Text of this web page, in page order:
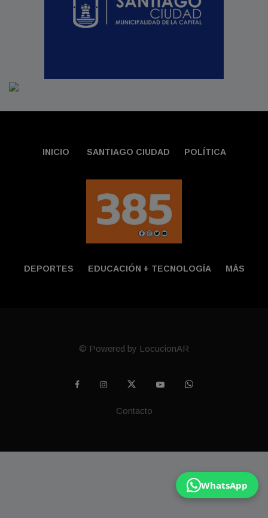
WhatsApp
INICIO SANTIAGO CIUDAD POLÍTICA
DEPORTES EDUCACIÓN + TECNOLOGÍ­A MÁS
© Powered by LocucionAR
Contacto